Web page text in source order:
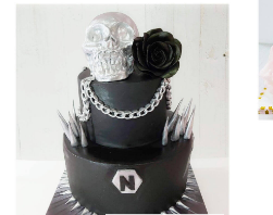
עוגת יום הולדת עם גולגולת
התקשר/י